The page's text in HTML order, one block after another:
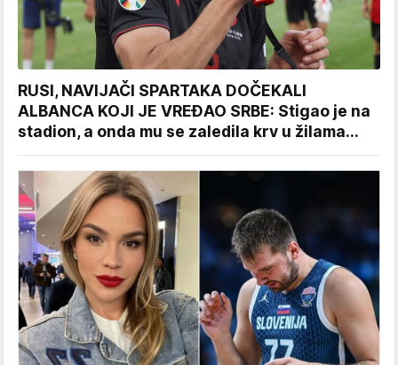
RUSI, NAVIJAČI SPARTAKA DOČEKALI
ALBANCA KOJI JE VREĐAO SRBE: Stigao je na
stadion, a onda mu se zaledila krv u žilama...